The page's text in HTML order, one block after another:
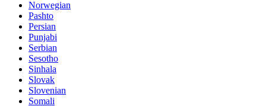
Norwegian
Pashto
Persian
Punjabi
Serbian
Sesotho
Sinhala
Slovak
Slovenian
Somali